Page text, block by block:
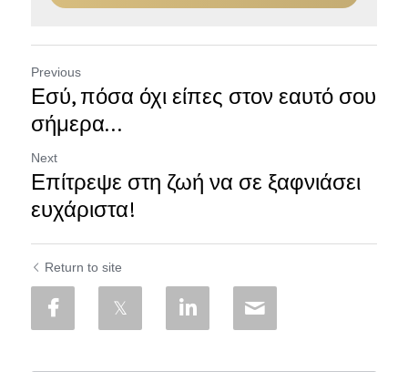
Previous
Εσύ, πόσα όχι είπες στον εαυτό σου
σήμερα...
Next
Επίτρεψε στη ζωή να σε ξαφνιάσει
ευχάριστα!
Return to site